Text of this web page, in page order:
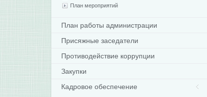
План мероприятий
План работы администрации
Присяжные заседатели
Противодействие коррупции
Закупки
Кадровое обеспечение